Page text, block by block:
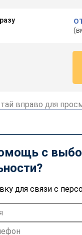
вправо для
с
для связи с